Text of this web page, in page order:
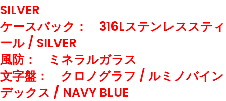
SILVER
ケースバック： 316Lステンレススティ
ール / SILVER
風防： ミネラルガラス
文字盤： クロノグラフ / ルミノバイン
デックス / NAVY BLUE